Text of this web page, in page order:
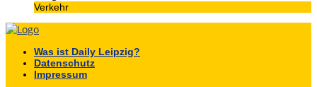
Verkehr
Was ist Daily Leipzig?
Datenschutz
Impressum